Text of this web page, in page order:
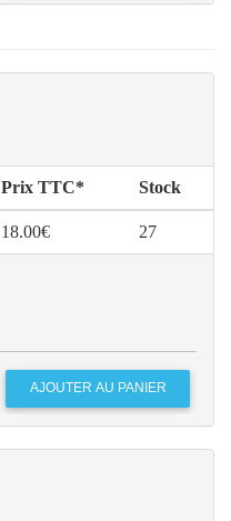
Prix TTC* Stock
18.00€ 27